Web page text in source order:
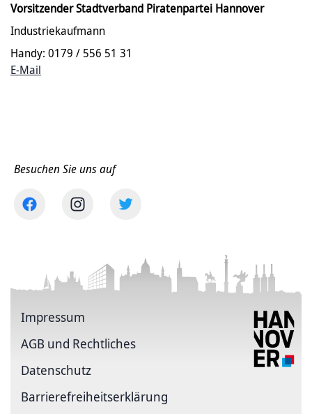
Vorsitzender Stadtverband Piratenpartei Hannover
Industriekaufmann
Handy: 0179 / 556 51 31
E-Mail
Besuchen Sie uns auf
Impressum
AGB und Rechtliches
Datenschutz
Barriere­freiheits­erklärung